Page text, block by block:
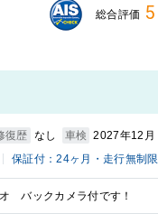
総合評価 5
復歴 なし 車検 2027年12月
保証付：24ヶ月・走行無制限
バックカメラ付です！